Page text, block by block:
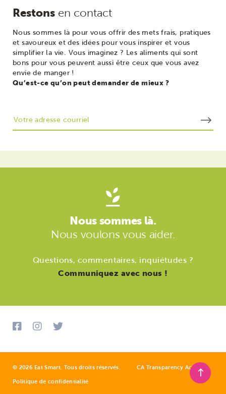
Restons en contact
Nous sommes là pour vous offrir des mets frais, pratiques
et savoureux et des idées pour vous inspirer et vous
simplifier la vie. Vous imaginez ? Les aliments qui sont
bons pour vous peuvent aussi être ceux que vous avez
envie de manger !
Qu’est-ce qu’on peut demander de mieux ?
Nous sommes là.
Nous voulons vous aider.
Questions, commentaires, inquiétudes ?
Communiquez avec nous !
© 2026 Eat Smart. Tous droits réservés. CA Transparency Act
Politique de confidentialité